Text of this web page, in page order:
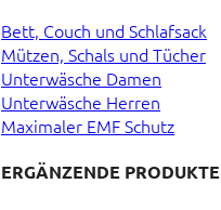
Bett, Couch und Schlafsack
Mützen, Schals und Tücher
Unterwäsche Damen
Unterwäsche Herren
Maximaler EMF Schutz
ERGÄNZENDE PRODUKTE